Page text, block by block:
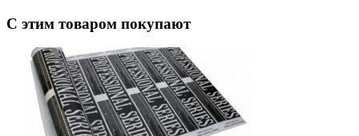
С этим товаром покупают